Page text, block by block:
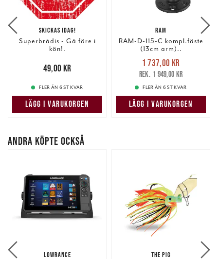
SKICKAS IDAG!
Superbrådis - Gå före i
kön!.
49,00 kr
49,00 kr
FLER ÄN 6 ST KVAR
LÄGG I VARUKORGEN
RAM
RAM-D-115-C kompl.fäste
(13cm arm)..
Nuvarande pris
1 737,00 krTidigare pris
1 949,00 kr
1 737,00 kr
1 949,00 kr
FLER ÄN 6 ST KVAR
LÄGG I VARUKORGEN
ANDRA KÖPTE OCKSÅ
LOWRANCE THE PIG